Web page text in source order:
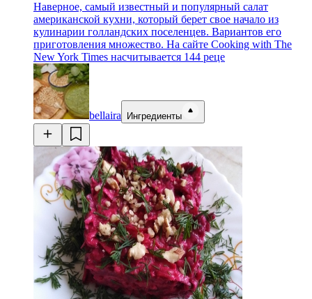
Наверное, самый известный и популярный салат
американской кухни, который берет свое начало из
кулинарии голландских поселенцев. Вариантов его
приготовления множество. На сайте Cooking with The
New York Times насчитывается 144 реце
bellaira Ингредиенты